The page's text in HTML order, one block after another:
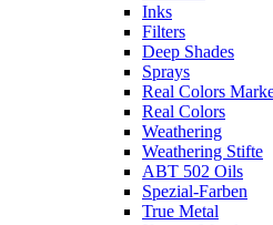
Inks
Filters
Deep Shades
Sprays
Real Colors
Real Colors
Weathering
Weathering Stifte
ABT 502 Oils
Spezial-Farben
True Metal